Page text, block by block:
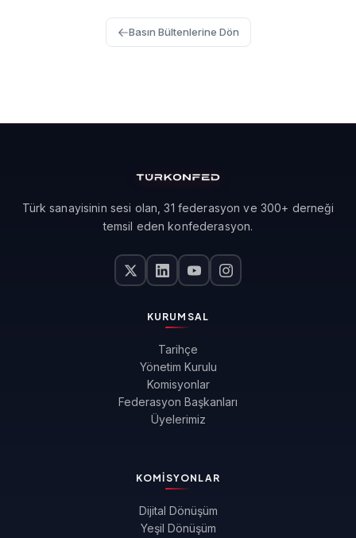
Basın Bültenlerine Dön
Türk sanayisinin sesi olan, 31 federasyon ve 300+ derneği
temsil eden konfederasyon.
KURUMSAL
Tarihçe
Yönetim Kurulu
Komisyonlar
Federasyon Başkanları
Üyelerimiz
KOMISYONLAR
Dijital Dönüşüm
Yeşil Dönüşüm